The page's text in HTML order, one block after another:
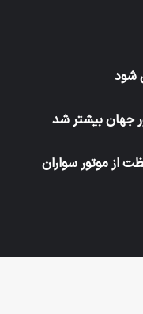
شود
از موتور سواران